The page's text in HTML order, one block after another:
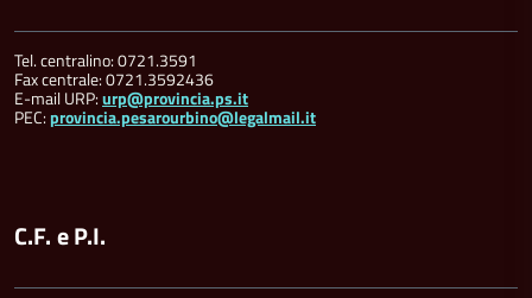
Tel. centralino: 0721.3591
Fax centrale: 0721.3592436
E-mail URP:urp@provincia.ps.it
PEC:provincia.pesarourbino@legalmail.it
C.F. e P.I.